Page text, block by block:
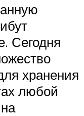
Сегодня
хранения
любой